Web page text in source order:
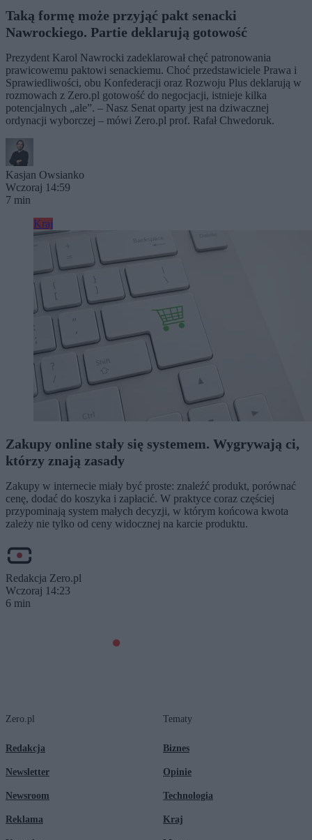
Taką formę może przyjąć pakt senacki
Nawrockiego. Partie deklarują gotowość
Prezydent Karol Nawrocki zadeklarował chęć patronowania
prawicowemu paktowi senackiemu. Choć przedstawiciele Prawa i
Sprawiedliwości, obu Konfederacji oraz Rozwoju Plus deklarują w
rozmowach z Zero.pl gotowość do negocjacji, istnieje kilka
potencjalnych „ale”. – Nasz Senat oparty jest na dziwacznej
ordynacji wyborczej – mówi Zero.pl prof. Rafał Chwedoruk.
Kasjan Owsianko
Wczoraj 14:59
7 min
Kraj
Zakupy online stały się systemem. Wygrywają ci,
którzy znają zasady
Zakupy w internecie miały być proste: znaleźć produkt, porównać
cenę, dodać do koszyka i zapłacić. W praktyce coraz częściej
przypominają system małych decyzji, w którym końcowa kwota
zależy nie tylko od ceny widocznej na karcie produktu.
Redakcja Zero.pl
Wczoraj 14:23
6 min
Zero.pl
Redakcja
Newsletter
Newsroom
Reklama
Tematy
Biznes
Opinie
Technologia
Kraj